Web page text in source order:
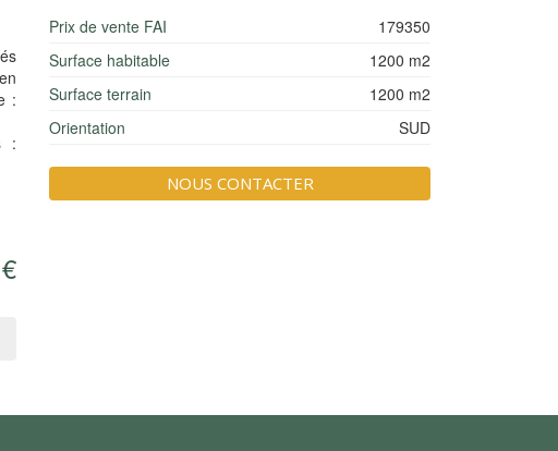
:
:
Prix de vente FAI
179350
Surface habitable
1200 m2
Surface terrain
1200 m2
Orientation
SUD
NOUS CONTACTER